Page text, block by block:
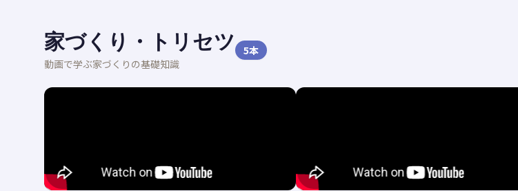
家づくり・トリセツ
動画で学ぶ家づくりの基礎知識
5本